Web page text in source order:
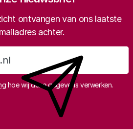
ontvangen van ons laatste
achter.
Aanmelden
hoe wij deze gegevens verwerken.